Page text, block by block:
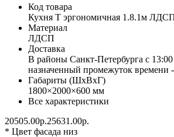
Код товара
Кухня Т эргономичная 1.8.1м
Материал
ЛДСП
Доставка
В районы Санкт-Петербурга с
назначенный промежуток времени
Габариты (ШхВхГ)
1800×2000×600 мм
Все характеристики
20505.00р.25631.00р.
* Цвет фасада низ